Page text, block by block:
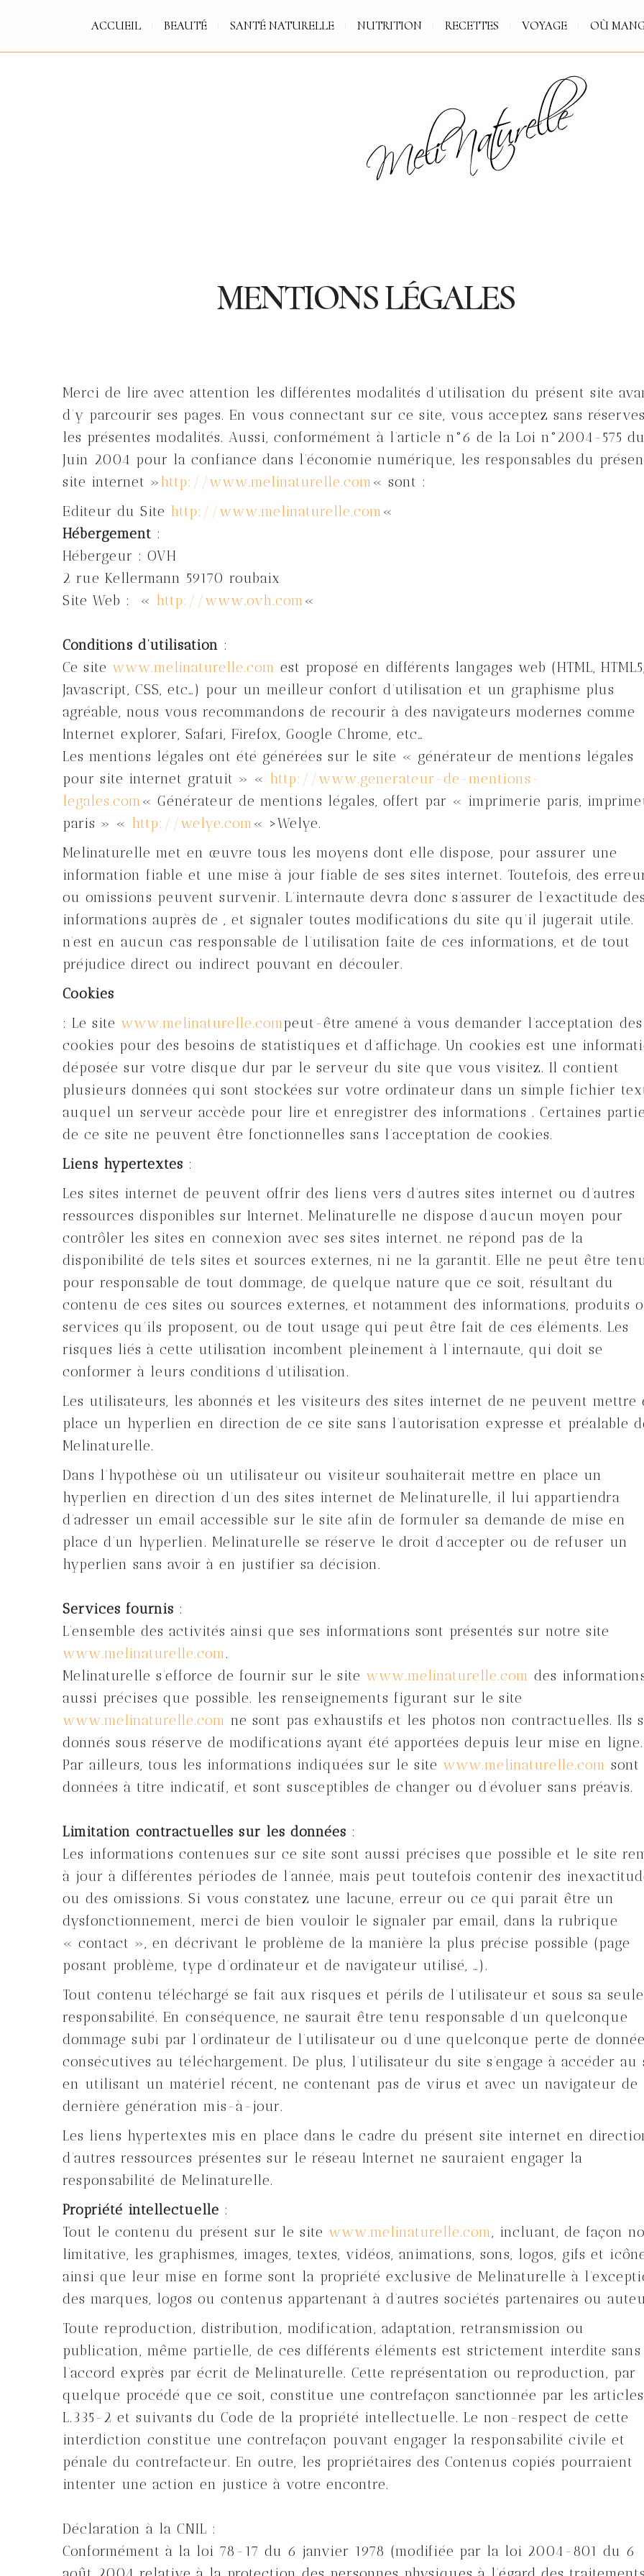
ACCUEIL BEAUTÉ SANTÉ NATURELLE NUTRITION RECETTES VOYAGE OÙ
MENTIONS LÉGALES
Merci de lire avec attention les différentes modalités d’utilisation du présent site
d’y parcourir ses pages. En vous connectant sur ce site, vous acceptez sans réserves
les présentes modalités. Aussi, conformément à l’article n°6 de la Loi n°2004-575
Juin 2004 pour la confiance dans l’économie numérique, les responsables du
site internet »http://www.melinaturelle.com« sont :
Editeur du Site http://www.melinaturelle.com«
Hébergement :
Hébergeur : OVH
2 rue Kellermann 59170 roubaix
Site Web : « http://www.ovh.com«
Conditions d’utilisation :
Ce site www.melinaturelle.com est proposé en différents langages web (HTML, HTML5,
Javascript, CSS, etc…) pour un meilleur confort d’utilisation et un graphisme plus
agréable, nous vous recommandons de recourir à des navigateurs modernes comme
Internet explorer, Safari, Firefox, Google Chrome, etc…
Les mentions légales ont été générées sur le site « générateur de mentions légales
pour site internet gratuit » « http://www.generateur-de-mentions-
legales.com« Générateur de mentions légales, offert par « imprimerie paris,
paris » « http://welye.com« >Welye.
Melinaturelle met en œuvre tous les moyens dont elle dispose, pour assurer une
information fiable et une mise à jour fiable de ses sites internet. Toutefois, des
ou omissions peuvent survenir. L’internaute devra donc s’assurer de l’exactitude des
informations auprès de , et signaler toutes modifications du site qu’il jugerait utile.
n’est en aucun cas responsable de l’utilisation faite de ces informations, et de tout
préjudice direct ou indirect pouvant en découler.
Cookies
: Le site www.melinaturelle.compeut-être amené à vous demander l’acceptation des
cookies pour des besoins de statistiques et d’affichage. Un cookies est une
déposée sur votre disque dur par le serveur du site que vous visitez. Il contient
plusieurs données qui sont stockées sur votre ordinateur dans un simple fichier
auquel un serveur accède pour lire et enregistrer des informations . Certaines
de ce site ne peuvent être fonctionnelles sans l’acceptation de cookies.
Liens hypertextes :
Les sites internet de peuvent offrir des liens vers d’autres sites internet ou d’autres
ressources disponibles sur Internet. Melinaturelle ne dispose d’aucun moyen pour
contrôler les sites en connexion avec ses sites internet. ne répond pas de la
disponibilité de tels sites et sources externes, ni ne la garantit. Elle ne peut être
pour responsable de tout dommage, de quelque nature que ce soit, résultant du
contenu de ces sites ou sources externes, et notamment des informations, produits
services qu’ils proposent, ou de tout usage qui peut être fait de ces éléments. Les
risques liés à cette utilisation incombent pleinement à l’internaute, qui doit se
conformer à leurs conditions d’utilisation.
Les utilisateurs, les abonnés et les visiteurs des sites internet de ne peuvent mettre
place un hyperlien en direction de ce site sans l’autorisation expresse et préalable
Melinaturelle.
Dans l’hypothèse où un utilisateur ou visiteur souhaiterait mettre en place un
hyperlien en direction d’un des sites internet de Melinaturelle, il lui appartiendra
d’adresser un email accessible sur le site afin de formuler sa demande de mise en
place d’un hyperlien. Melinaturelle se réserve le droit d’accepter ou de refuser un
hyperlien sans avoir à en justifier sa décision.
Services fournis :
L’ensemble des activités ainsi que ses informations sont présentés sur notre site
www.melinaturelle.com.
Melinaturelle s’efforce de fournir sur le site www.melinaturelle.com des
aussi précises que possible. les renseignements figurant sur le site
www.melinaturelle.com ne sont pas exhaustifs et les photos non contractuelles. Ils
donnés sous réserve de modifications ayant été apportées depuis leur mise en ligne.
Par ailleurs, tous les informations indiquées sur le site www.melinaturelle.com sont
données à titre indicatif, et sont susceptibles de changer ou d’évoluer sans préavis.
Limitation contractuelles sur les données :
Les informations contenues sur ce site sont aussi précises que possible et le site
à jour à différentes périodes de l’année, mais peut toutefois contenir des
ou des omissions. Si vous constatez une lacune, erreur ou ce qui parait être un
dysfonctionnement, merci de bien vouloir le signaler par email, dans la rubrique
« contact », en décrivant le problème de la manière la plus précise possible (page
posant problème, type d’ordinateur et de navigateur utilisé, …).
Tout contenu téléchargé se fait aux risques et périls de l’utilisateur et sous sa seule
responsabilité. En conséquence, ne saurait être tenu responsable d’un quelconque
dommage subi par l’ordinateur de l’utilisateur ou d’une quelconque perte de
consécutives au téléchargement. De plus, l’utilisateur du site s’engage à accéder au
en utilisant un matériel récent, ne contenant pas de virus et avec un navigateur de
dernière génération mis-à-jour.
Les liens hypertextes mis en place dans le cadre du présent site internet en
d’autres ressources présentes sur le réseau Internet ne sauraient engager la
responsabilité de Melinaturelle.
Propriété intellectuelle :
Tout le contenu du présent sur le site www.melinaturelle.com, incluant, de façon
limitative, les graphismes, images, textes, vidéos, animations, sons, logos, gifs et
ainsi que leur mise en forme sont la propriété exclusive de Melinaturelle à
des marques, logos ou contenus appartenant à d’autres sociétés partenaires ou
Toute reproduction, distribution, modification, adaptation, retransmission ou
publication, même partielle, de ces différents éléments est strictement interdite sans
l’accord exprès par écrit de Melinaturelle. Cette représentation ou reproduction, par
quelque procédé que ce soit, constitue une contrefaçon sanctionnée par les articles
L.335-2 et suivants du Code de la propriété intellectuelle. Le non-respect de cette
interdiction constitue une contrefaçon pouvant engager la responsabilité civile et
pénale du contrefacteur. En outre, les propriétaires des Contenus copiés pourraient
intenter une action en justice à votre encontre.
Déclaration à la CNIL :
Conformément à la loi 78-17 du 6 janvier 1978 (modifiée par la loi 2004-801 du 6